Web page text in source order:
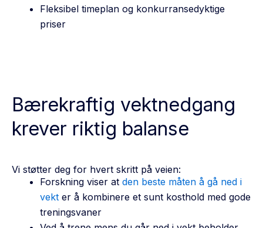
Fleksibel timeplan og konkurransedyktige
priser
Bærekraftig vektnedgang
krever riktig balanse
Vi støtter deg for hvert skritt på veien:
Forskning viser at den beste måten å gå ned i
vekt er å kombinere et sunt kosthold med gode
treningsvaner